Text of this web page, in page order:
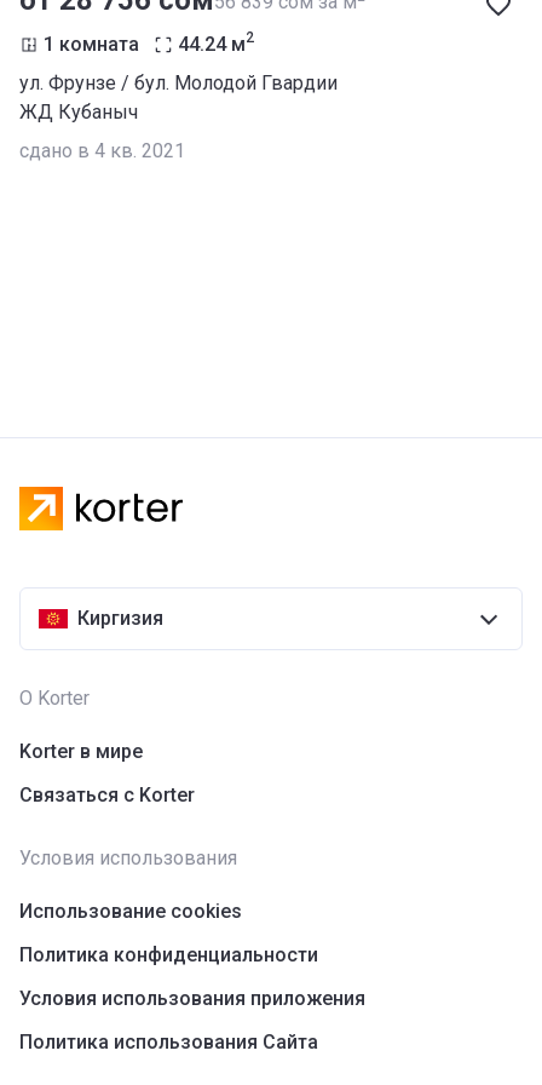
1 комната 44.24 м2
ул. Фрунзе / бул. Молодой Гвардии
ЖД Кубаныч
сдано в 4 кв. 2021
Киргизия
О Korter
Korter в мире
Связаться с Korter
Условия использования
Использование cookies
Политика конфиденциальности
Условия использования приложения
Политика использования Сайта